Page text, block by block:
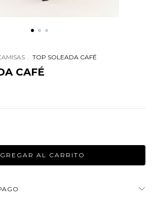
. TOP SOLEADA CAFÉ
CAFÉ